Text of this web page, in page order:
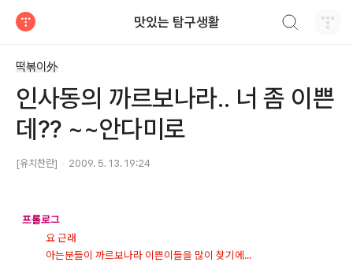
맛있는 탐구생활
떡볶이外
인사동의 까르보나라.. 너 좀 이쁜
데?? ~~안다미로
[유치찬란] 2009. 5. 13. 19:24
프롤로그
요 근래
아는분들이 까르보나라 이쁜이들을 많이 찾기에...